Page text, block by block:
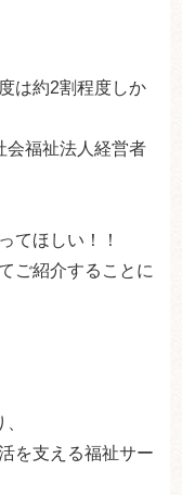
は約2割程度しか
会福祉法人経営者
てほしい！！
ご紹介することに
を支える福祉サー